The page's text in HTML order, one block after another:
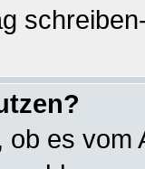
ob es